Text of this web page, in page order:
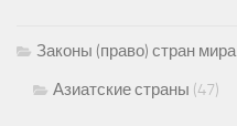
Законы (право) стран мира
Азиатские страны (47)